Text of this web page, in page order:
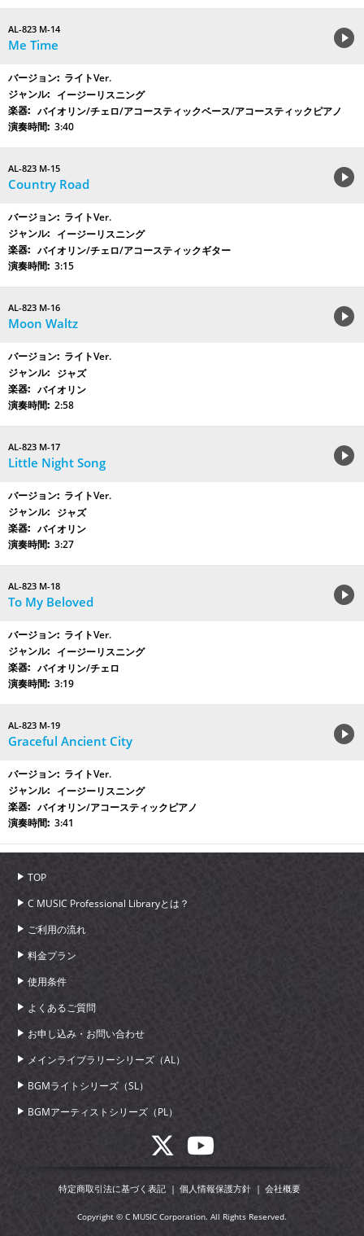
AL-823 M-14
Me Time
ライトVer.
イージーリスニング
バイオリン/チェロ/アコースティックベース/アコースティックピアノ
3:40
AL-823 M-15
Country Road
ライトVer.
イージーリスニング
バイオリン/チェロ/アコースティックギター
3:15
AL-823 M-16
Moon Waltz
ライトVer.
ジャズ
バイオリン
2:58
AL-823 M-17
Little Night Song
ライトVer.
ジャズ
バイオリン
3:27
AL-823 M-18
To My Beloved
ライトVer.
イージーリスニング
バイオリン/チェロ
3:19
AL-823 M-19
Graceful Ancient City
ライトVer.
イージーリスニング
バイオリン/アコースティックピアノ
3:41
TOP
C MUSIC Professional Libraryとは？
ご利用の流れ
料金プラン
使用条件
よくあるご質問
お申し込み・お問い合わせ
メインライブラリーシリーズ（AL）
BGMライトシリーズ（SL）
BGMアーティストシリーズ（PL）
特定商取引法に基づく表記 個人情報保護方針 会社概要
Copyright © C MUSIC Corporation. All Rights Reserved.